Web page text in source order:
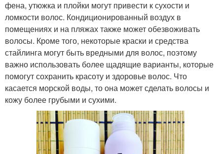
фена, утюжка и плойки могут привести к сухости и
ломкости волос. Кондиционированный воздух в
помещениях и на пляжах также может обезвоживать
волосы. Кроме того, некоторые краски и средства
стайлинга могут быть вредными для волос, поэтому
важно использовать более щадящие варианты, которые
помогут сохранить красоту и здоровье волос. Что
касается морской воды, то она может сделать волосы и
кожу более грубыми и сухими.